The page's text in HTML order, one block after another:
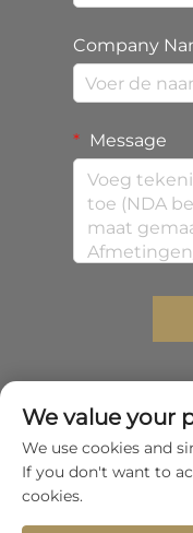
Company
Message
Copyright © 2026
Co.,Ltd. Alle
Scroll naar boven
We value your
We use cookies and
If you don't want to
cookies.